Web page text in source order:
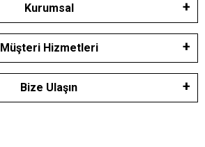
Kurumsal
Müşteri Hizmetleri
Bize Ulaşın